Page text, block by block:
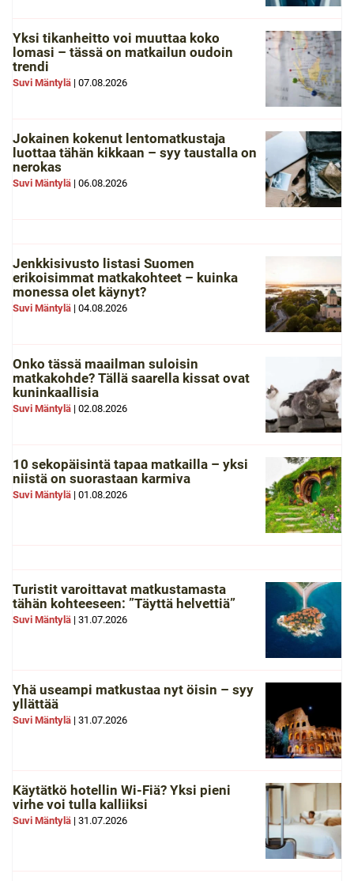
Yksi tikanheitto voi muuttaa koko
lomasi – tässä on matkailun oudoin
trendi
Suvi Mäntylä | 07.08.2026
Jokainen kokenut lentomatkustaja
luottaa tähän kikkaan – syy taustalla on
nerokas
Suvi Mäntylä | 06.08.2026
Jenkkisivusto listasi Suomen
erikoisimmat matkakohteet – kuinka
monessa olet käynyt?
Suvi Mäntylä | 04.08.2026
Onko tässä maailman suloisin
matkakohde? Tällä saarella kissat ovat
kuninkaallisia
Suvi Mäntylä | 02.08.2026
10 sekopäisintä tapaa matkailla – yksi
niistä on suorastaan karmiva
Suvi Mäntylä | 01.08.2026
Turistit varoittavat matkustamasta
tähän kohteeseen: ”Täyttä helvettiä”
Suvi Mäntylä | 31.07.2026
Yhä useampi matkustaa nyt öisin – syy
yllättää
Suvi Mäntylä | 31.07.2026
Käytätkö hotellin Wi-Fiä? Yksi pieni
virhe voi tulla kalliiksi
Suvi Mäntylä | 31.07.2026